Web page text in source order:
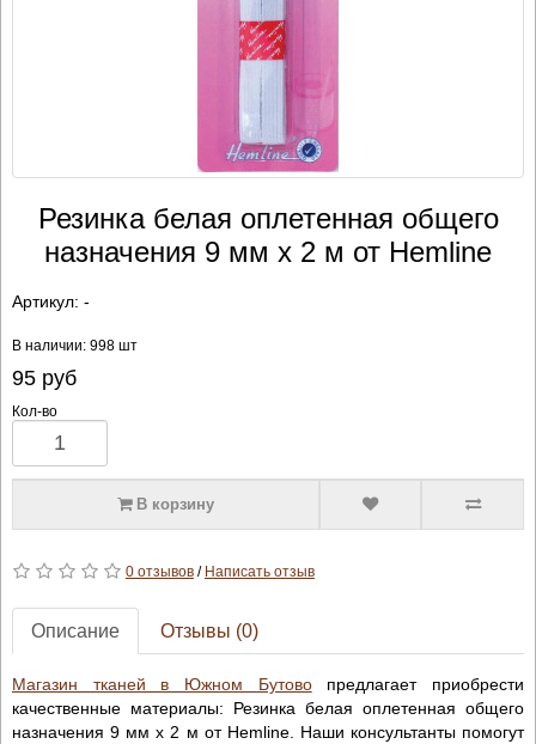
Резинка белая оплетенная общего
назначения 9 мм х 2 м от Hemline
Артикул: -
В наличии: 998 шт
95руб
Кол-во
В корзину
0 отзывов/ Написать отзыв
Описание Отзывы (0)
Магазин тканей в Южном Бутовопредлагает приобрести
качественные материалы: Резинка белая оплетенная общего
назначения 9 мм х 2 м от Hemline. Наши консультанты помогут